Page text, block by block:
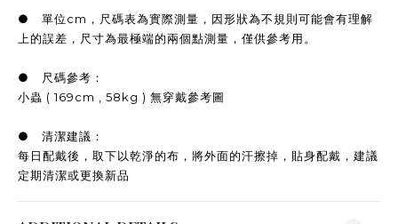
● 單位cm，尺碼表為實際測量，因形狀為不規則可能會有理解
上的誤差，尺寸為最極端的兩個點測量，僅供參考用。
● 尺碼參考：
小蟲 ( 169cm , 58kg ) 無穿戴參考圖
● 清潔建議：
每日配戴後，取下以乾淨的布，將外面的汗擦掉，貼身配戴，建議
定期清潔或更換新品